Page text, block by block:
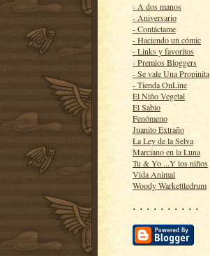
- A dos manos
- Aniversario
- Contáctame
- Haciendo un cómic
- Links y favoritos
- Premios Bloggers
- Se vale Una Propinita
- Tienda OnLine
El Niño Vegetal
El Sabio
Fenómeno
Juanito Extraño
La Ley de la Selva
Marciano en la Luna
Tu & Yo ...Y los niños
Vida Animal
Woody Warkettledrum
· · · · · · · · · ·